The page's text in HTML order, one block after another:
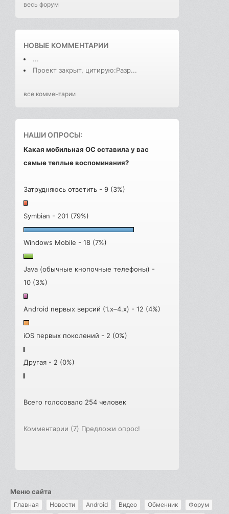
весь форум
НОВЫЕ КОММЕНТАРИИ
...
Проект закрыт, цитирую:Разр...
все комментарии
НАШИ ОПРОСЫ:
Какая мобильная ОС оставила у вас
самые теплые воспоминания?
Затрудняюсь ответить - 9 (3%)
Symbian - 201 (79%)
Windows Mobile - 18 (7%)
Java (обычные кнопочные телефоны) -
10 (3%)
Android первых версий (1.x–4.x) - 12 (4%)
iOS первых поколений - 2 (0%)
Другая - 2 (0%)
Всего голосовало 254 человек
Комментарии (7) Предложи опрос!
Меню сайта
Главная Новости Android Видео Обменник Форум